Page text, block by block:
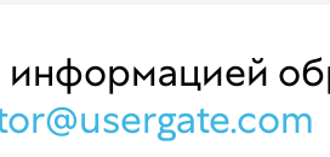
информацией